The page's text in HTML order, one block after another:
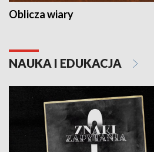
Oblicza wiary
NAUKA I EDUKACJA